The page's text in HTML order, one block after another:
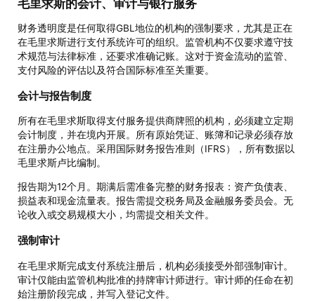
财务透明度是任何取得GBL地位的机构的强制要求，尤其是正在
在毛里求斯进行支付系统许可的组织。监管机构不仅要求遵守技
术规范与法律标准，还要求准确记账。这对于资金流动的监管、
支付风险的评估以及符合国际标准至关重要。
会计与报告制度
所有在毛里求斯取得支付服务提供商牌照的机构，必须建立定期
会计制度，并在境内开展。所有原始凭证、账簿和记录必须存放
在注册办公地点。采用国际财务报告准则（IFRS），所有数据以
毛里求斯卢比编制。
报告期为12个月。期满后需准备完整的财务报表：资产负债表、
损益表和现金流量表。报告需提交税务局及金融服务委员会。无
论收入或交易规模大小，均需提交相关文件。
强制审计
在毛里求斯完成支付系统注册后，机构必须接受外部强制审计。
审计仅能由监管机构批准的持牌审计师进行。审计师的任命在初
始注册阶段完成，并写入登记文件。